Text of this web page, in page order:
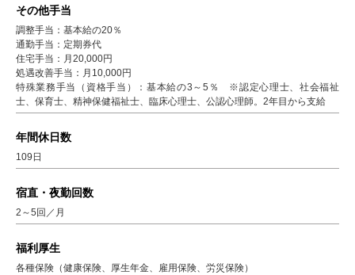
その他手当
調整手当：基本給の20％
通勤手当：定期券代
住宅手当：月20,000円
処遇改善手当：月10,000円
特殊業務手当（資格手当）：基本給の3～5％ ※認定心理士、社会福祉
士、保育士、精神保健福祉士、臨床心理士、公認心理師。2年目から支給
年間休日数
109日
宿直・夜勤回数
2～5回／月
福利厚生
各種保険（健康保険、厚生年金、雇用保険、労災保険）